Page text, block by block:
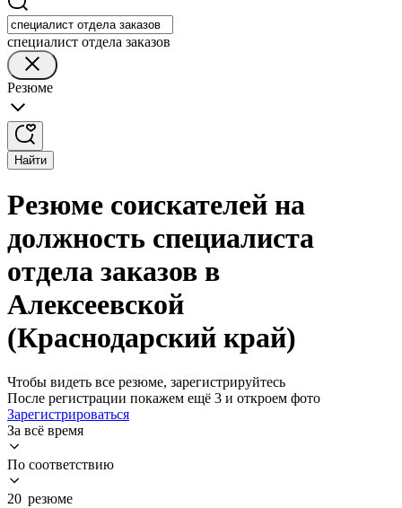
специалист отдела заказов
Резюме
Найти
Резюме соискателей на
должность специалиста
отдела заказов в
Алексеевской
(Краснодарский край)
Чтобы видеть все резюме, зарегистрируйтесь
После регистрации покажем ещё 3 и откроем фото
Зарегистрироваться
За всё время
По соответствию
20 резюме